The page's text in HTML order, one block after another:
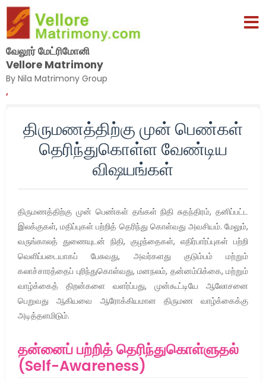
வேலூர் மேட்ரிமோனி
Vellore Matrimony
By Nila Matrimony Group
,
திருமணத்திற்கு முன் பெண்கள்
தெரிந்துகொள்ள வேண்டிய
விஷயங்கள்
திருமணத்திற்கு முன் பெண்கள் தங்கள் நிதி சுதந்திரம், தனிப்பட்ட
இலக்குகள், மதிப்புகள் பற்றித் தெரிந்து கொள்வது அவசியம். மேலும்,
வருங்காலத் துணையுடன் நிதி, குழந்தைகள், எதிர்பார்ப்புகள் பற்றி
வெளிப்படையாகப் பேசுவது, அவர்களது குடும்பம் மற்றும்
கலாச்சாரத்தைப் புரிந்துகொள்வது, மனநலம், தன்னம்பிக்கை, மற்றும்
வாழ்க்கைத் திறன்களை வளர்ப்பது, முன்கூட்டியே ஆலோசனை
பெறுவது ஆகியவை ஆரோக்கியமான திருமண வாழ்க்கைக்கு
அடித்தளமிடும்.
தன்னைப் பற்றித் தெரிந்துகொள்ளுதல்
(Self-Awareness)